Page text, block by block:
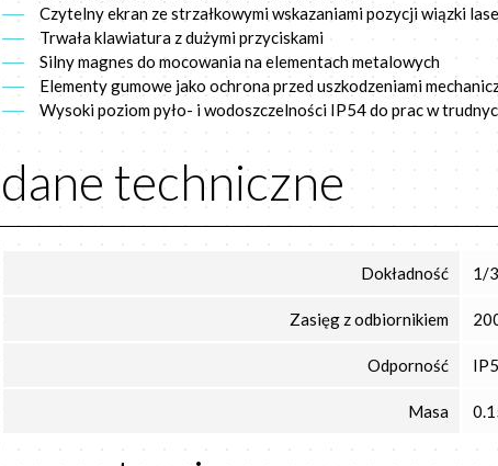
Czytelny ekran ze strzałkowymi wskazaniami pozycji wiązki
Trwała klawiatura z dużymi przyciskami
Silny magnes do mocowania na elementach metalowych
Elementy gumowe jako ochrona przed uszkodzeniami
Wysoki poziom pyło- i wodoszczelności IP54 do prac w
dane techniczne
Dokładność 1/
Zasięg z odbiornikiem
Odporność
Masa